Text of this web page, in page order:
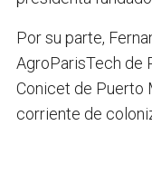
Por su parte,
AgroParisTech de
Conicet de Puerto
corriente de